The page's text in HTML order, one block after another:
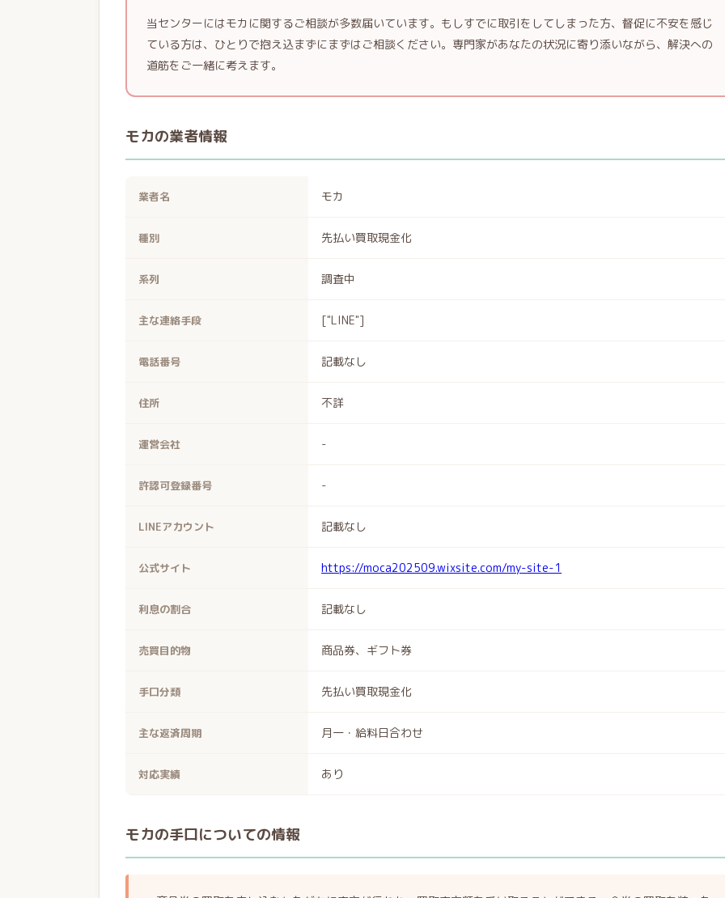
当センターにはモカに関するご相談が多数届いています。もしすでに取引をしてしまった方、督促に不安を感じ
ている方は、ひとりで抱え込まずにまずはご相談ください。専門家があなたの状況に寄り添いながら、解決への
道筋をご一緒に考えます。
モカの業者情報
業者名 モカ
種別 先払い買取現金化
系列 調査中
主な連絡手段 ["LINE"]
電話番号 記載なし
住所 不詳
運営会社 -
許認可登録番号 -
LINEアカウント 記載なし
公式サイト https://moca202509.wixsite.com/my-site-1
利息の割合 記載なし
売買目的物 商品券、ギフト券
手口分類 先払い買取現金化
主な返済周期 月一・給料日合わせ
対応実績 あり
モカの手口についての情報